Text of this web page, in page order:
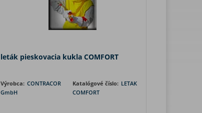
leták pieskovacia kukla COMFORT
Výrobca: CONTRACOR
GmbH
Katalógové číslo: LETAK
COMFORT